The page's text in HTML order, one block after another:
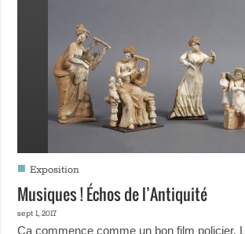
■ Exposition
Musiques ! Échos de l’Antiquité
sept 1, 2017
Ça commence comme un bon film policier.